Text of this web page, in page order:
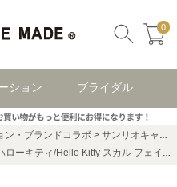
0
ション ブライダル
ン・ブランドコラボ
サンリオキャラクターズ
ローキティ/Hello Kitty スカル フェイス ネックレス